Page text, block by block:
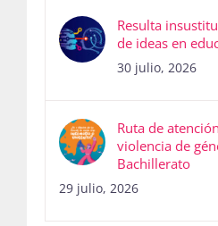
Resulta
de ideas en
30 julio, 2026
Ruta de
violencia de
Bachillerato
29 julio, 2026